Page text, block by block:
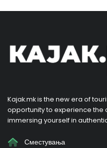
Kajak.mk is the new era of
opportunity to experience the
immersing yourself in
Сместувања